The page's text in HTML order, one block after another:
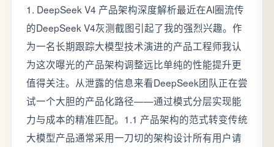
1. DeepSeek V4 产品架构深度解析最近在AI圈流传
的DeepSeek V4灰测截图引起了我的强烈兴趣。作
为一名长期跟踪大模型技术演进的产品工程师我认
为这次曝光的产品架构调整远比单纯的性能提升更
值得关注。从泄露的信息来看DeepSeek团队正在尝
试一个大胆的产品化路径——通过模式分层实现能
力与成本的精准匹配。1.1 产品架构的范式转变传统
大模型产品通常采用一刀切的架构设计所有用户请